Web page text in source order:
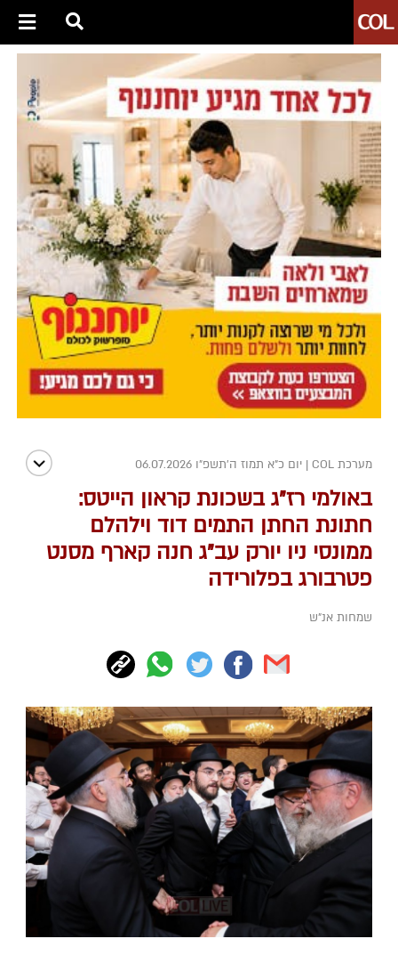
מערכת COL | יום כ"א תמוז ה׳תשפ״ו 06.07.2026
באולמי רז"ג בשכונת קראון הייטס:
חתונת החתן התמים דוד וילהלם
ממונסי ניו יורק עב"ג חנה קארף מסנט
פטרבורג בפלורידה
שמחות אנ"ש